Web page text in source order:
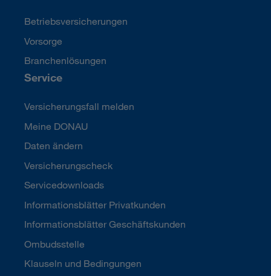
Betriebsversicherungen
Vorsorge
Branchenlösungen
Service
Versicherungsfall melden
Meine DONAU
Daten ändern
Versicherungscheck
Servicedownloads
Informationsblätter Privatkunden
Informationsblätter Geschäftskunden
Ombudsstelle
Klauseln und Bedingungen